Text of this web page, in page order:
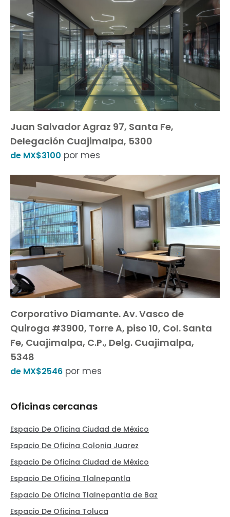
Juan Salvador Agraz 97, Santa Fe,
Delegación Cuajimalpa, 5300
de MX$3100 por mes
Corporativo Diamante. Av. Vasco de
Quiroga #3900, Torre A, piso 10, Col. Santa
Fe, Cuajimalpa, C.P., Delg. Cuajimalpa,
5348
de MX$2546 por mes
Oficinas cercanas
Espacio De Oficina Ciudad de México
Espacio De Oficina Colonia Juarez
Espacio De Oficina Ciudad de México
Espacio De Oficina Tlalnepantla
Espacio De Oficina Tlalnepantla de Baz
Espacio De Oficina Toluca